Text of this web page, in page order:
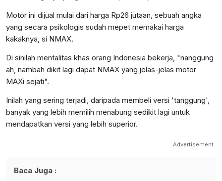
Motor ini dijual mulai dari harga Rp26 jutaan, sebuah angka
yang secara psikologis sudah mepet memakai harga
kakaknya, si NMAX.
Di sinilah mentalitas khas orang Indonesia bekerja, "nanggung
ah, nambah dikit lagi dapat NMAX yang jelas-jelas motor
MAXi sejati".
Inilah yang sering terjadi, daripada membeli versi 'tanggung',
banyak yang lebih memilih menabung sedikit lagi untuk
mendapatkan versi yang lebih superior.
Advertisement
Baca Juga :